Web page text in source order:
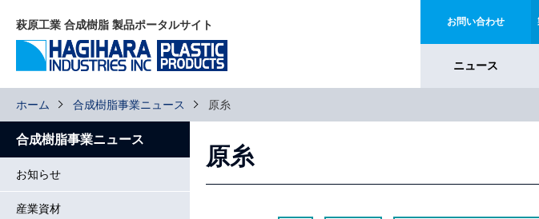
萩原工業 合成樹脂 製品ポータルサイト お問い合わせ
ニュース
ホーム 合成樹脂事業ニュース 原糸
合成樹脂事業ニュース
お知らせ
産業資材
原糸